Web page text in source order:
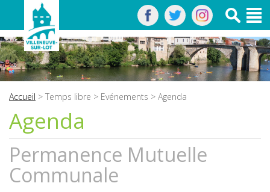
Accueil > Temps libre > Evénements > Agenda
Agenda
Permanence Mutuelle
Communale